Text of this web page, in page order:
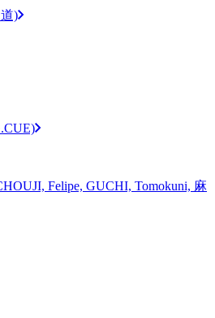
)
Felipe, GUCHI, Tomokuni, 麻